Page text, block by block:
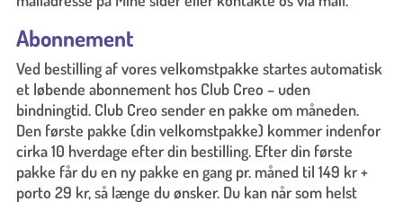
Abonnement
Ved bestilling af vores velkomstpakke startes automatisk
et løbende abonnement hos Club Creo – uden
bindningtid. Club Creo sender en pakke om måneden.
Den første pakke (din velkomstpakke) kommer indenfor
cirka 10 hverdage efter din bestilling. Efter din første
pakke får du en ny pakke en gang pr. måned til 149 kr +
porto 29 kr, så længe du ønsker. Du kan når som helst